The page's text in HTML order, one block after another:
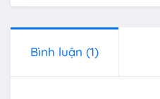
Bình luận (1)